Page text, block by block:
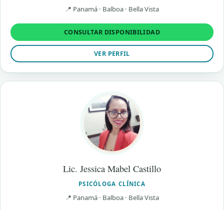
📍 Panamá · Balboa · Bella Vista
CONSULTAR DISPONIBILIDAD
VER PERFIL
Lic. Jessica Mabel Castillo
PSICÓLOGA CLÍNICA
📍 Panamá · Balboa · Bella Vista